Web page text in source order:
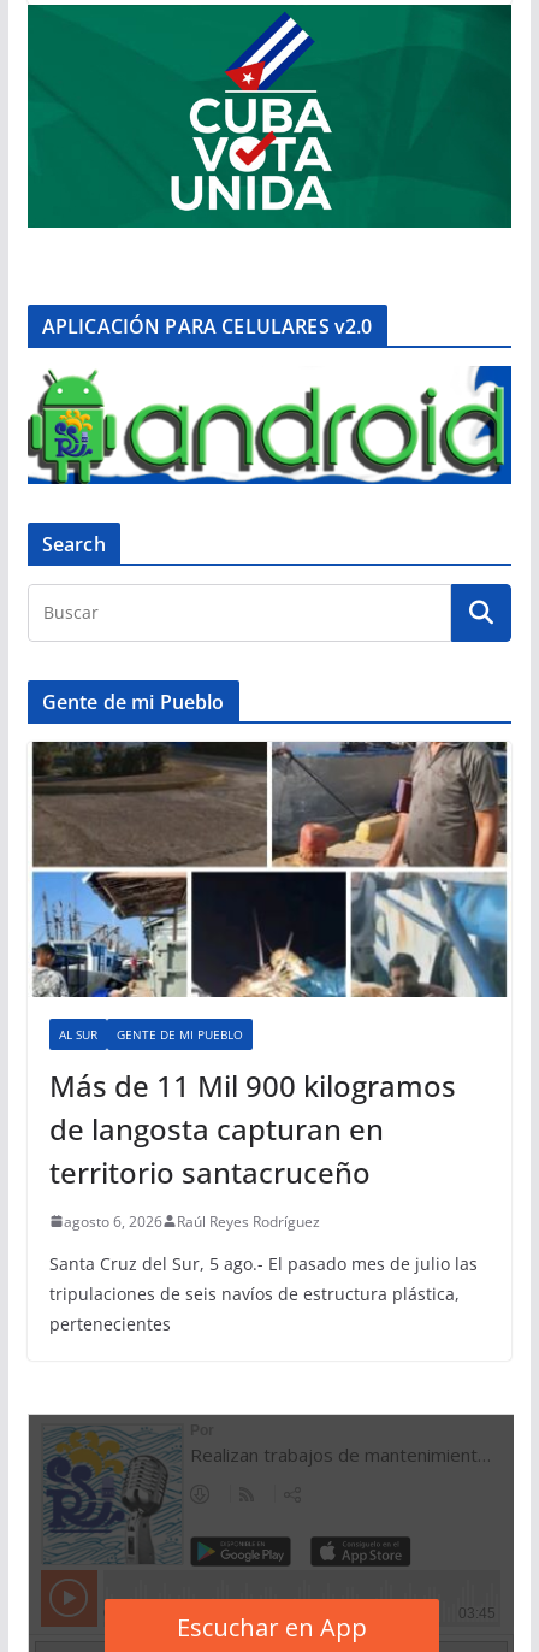
APLICACIÓN PARA CELULARES v2.0
Search
Gente de mi Pueblo
AL SUR GENTE DE MI PUEBLO
Más de 11 Mil 900 kilogramos
de langosta capturan en
territorio santacruceño
agosto 6, 2026 Raúl Reyes Rodríguez
Santa Cruz del Sur, 5 ago.- El pasado mes de julio las
tripulaciones de seis navíos de estructura plástica,
pertenecientes